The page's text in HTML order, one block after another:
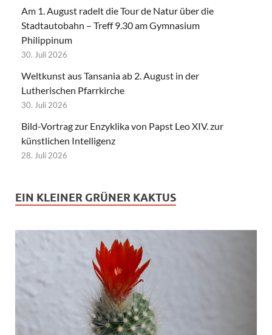
Am 1. August radelt die Tour de Natur über die
Stadtautobahn – Treff 9.30 am Gymnasium
Philippinum
30. Juli 2026
Weltkunst aus Tansania ab 2. August in der
Lutherischen Pfarrkirche
30. Juli 2026
Bild-Vortrag zur Enzyklika von Papst Leo XIV. zur
künstlichen Intelligenz
28. Juli 2026
EIN KLEINER GRÜNER KAKTUS